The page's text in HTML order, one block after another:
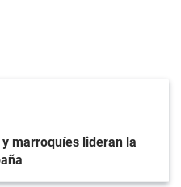
marroquíes lideran la